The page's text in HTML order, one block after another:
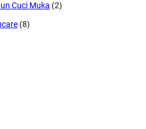
Cuci Muka (2)
(8)